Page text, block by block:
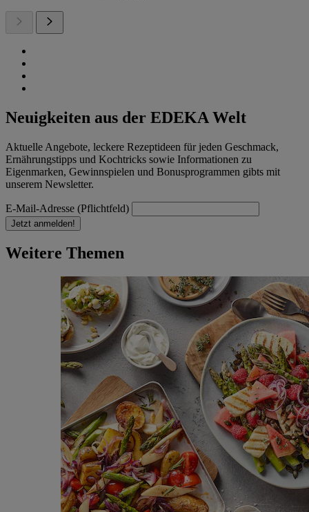
Neuigkeiten aus der EDEKA Welt
Aktuelle Angebote, leckere Rezeptideen für jeden Geschmack,
Ernährungstipps und Kochtricks sowie Informationen zu
Eigenmarken, Gewinnspielen und Bonusprogrammen gibts mit
unserem Newsletter.
E-Mail-Adresse (Pflichtfeld)
Jetzt anmelden!
Weitere Themen